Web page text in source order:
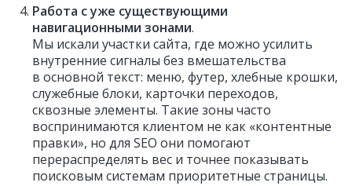
Работа с уже существующими
навигационными зонами.
Мы искали участки сайта, где можно усилить
внутренние сигналы без вмешательства
в основной текст: меню, футер, хлебные крошки,
служебные блоки, карточки переходов,
сквозные элементы. Такие зоны часто
воспринимаются клиентом не как «контентные
правки», но для SEO они помогают
перераспределять вес и точнее показывать
поисковым системам приоритетные страницы.